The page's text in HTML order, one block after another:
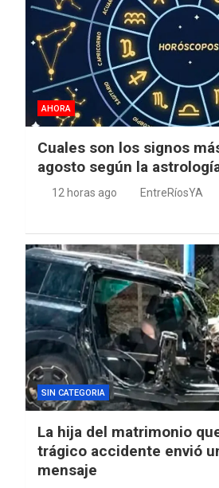
AHORA
Cuales son los signos
agosto según la
12 horas ago EntreRíosYA
SIN CATEGORIA
La hija del matrimonio
trágico accidente envió
mensaje